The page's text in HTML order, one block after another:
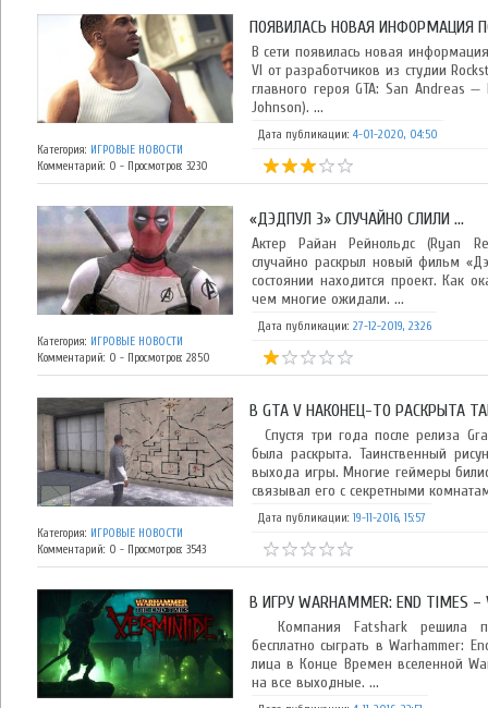
ПОЯВИЛАСЬ НОВАЯ ИНФОРМАЦИЯ ПО
В сети появилась новая
VI от разработчиков из студии
главного героя GTA: San Andreas
Johnson). ...
Дата публикации: 4-01-2020, 04:50
Категория: ИГРОВЫЕ НОВОСТИ
Комментарий: 0 - Просмотров: 3230
«ДЭДПУЛ 3» СЛУЧАЙНО СЛИЛИ ...
Актер Райан Рейнольдс (Ryan
случайно раскрыл новый фильм
состоянии находится проект. Как
чем многие ожидали. ...
Дата публикации: 27-12-2019, 23:26
Категория: ИГРОВЫЕ НОВОСТИ
Комментарий: 0 - Просмотров: 2850
В GTA V НАКОНЕЦ-ТО РАСКРЫТА
Спустя три года после релиза
была раскрыта. Таинственный
выхода игры. Многие геймеры
связывал его с секретными
Дата публикации: 19-11-2016, 15:57
Категория: ИГРОВЫЕ НОВОСТИ
Комментарий: 0 - Просмотров: 3543
В ИГРУ WARHAMMER: END TIMES
Компания Fatshark решила
бесплатно сыграть в Warhammer:
лица в Конце Времен вселенной
на все выходные. ...